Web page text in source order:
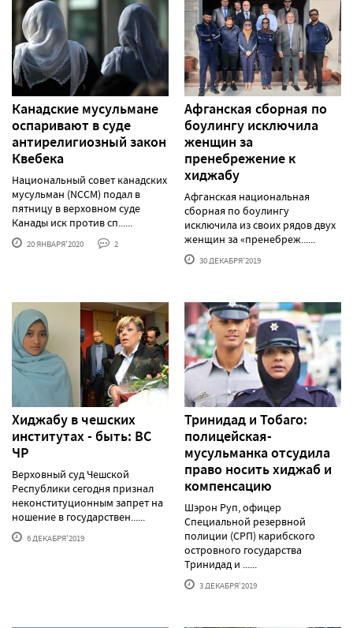
Канадские мусульмане
оспаривают в суде
антирелигиозный закон
Квебека
Национальный совет канадских
мусульман (NCCM) подал в
пятницу в верховном суде
Канады иск против сп......
20 ЯНВАРЯ'2020 2
Афганская сборная по
боулингу исключила
женщин за
пренебрежение к
хиджабу
Афганская национальная
сборная по боулингу
исключила из своих рядов двух
женщин за «пренебреж......
30 ДЕКАБРЯ'2019
Хиджабу в чешских
институтах - быть: ВС
ЧР
Верховный суд Чешской
Республики сегодня признал
неконституционным запрет на
ношение в государствен......
6 ДЕКАБРЯ'2019
Тринидад и Тобаго:
полицейская-
мусульманка отсудила
право носить хиджаб и
компенсацию
Шэрон Руп, офицер
Специальной резервной
полиции (СРП) карибского
островного государства
Тринидад и ......
3 ДЕКАБРЯ'2019